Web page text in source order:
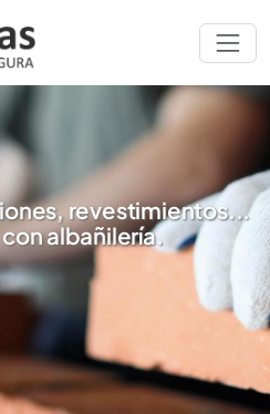
revestimientos...
albañilería.